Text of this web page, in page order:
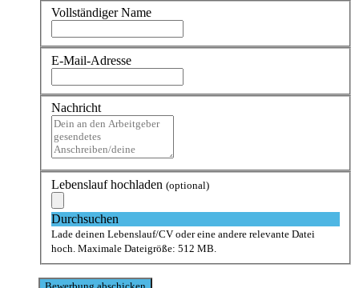
Vollständiger Name
E-Mail-Adresse
Nachricht
Lebenslauf hochladen (optional)
Durchsuchen
Lade deinen Lebenslauf/CV oder eine andere relevante Datei
hoch. Maximale Dateigröße: 512 MB.